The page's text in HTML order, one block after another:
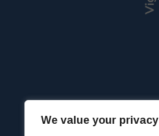
We value your privacy